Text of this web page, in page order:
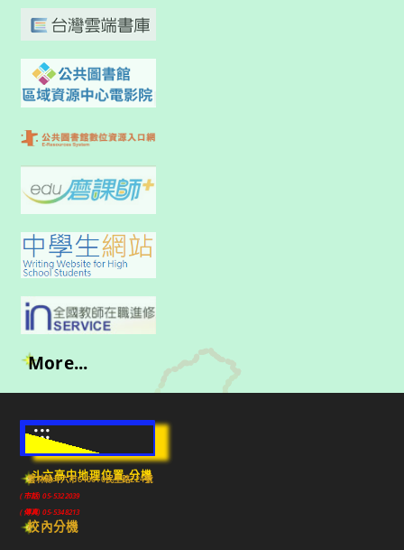
More...
:::
斗六高中地理位置-分機
雲林縣斗六市640010民生路224號
(市話) 05-5322039
(傳真) 05-5348213
校內分機